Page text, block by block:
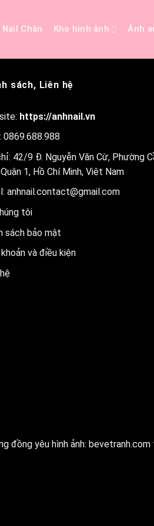
Nail Chân Kho hình ảnh Ảnh
sách, Liên hệ
https://anhnail.vn
0869.688.988
42/9 Đ. Nguyễn Văn Cừ, Phường
1, Hồ Chí Minh, Việt Nam
anhnail.contact@gmail.com
tôi
sách bảo mật
và điều kiện
đồng yêu hình ảnh: bevetranh.com